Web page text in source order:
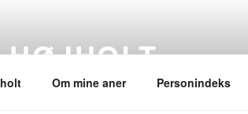
HØJHOLT
Om mine aner Personindeks